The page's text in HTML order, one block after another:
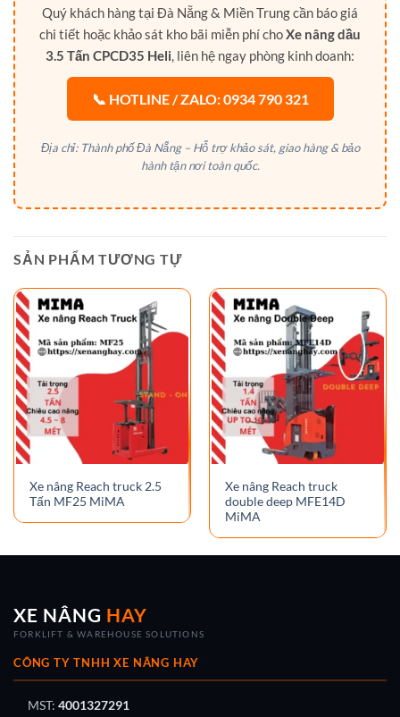
Quý khách hàng tại Đà Nẵng & Miền Trung cần báo giá
chi tiết hoặc khảo sát kho bãi miễn phí choXe nâng dầu
3.5 Tấn CPCD35 Heli , liên hệ ngay phòng kinh doanh:
📞 HOTLINE / ZALO: 0934 790 321
Địa chỉ: Thành phố Đà Nẵng – Hỗ trợ khảo sát, giao hàng & bảo
hành tận nơi toàn quốc.
SẢN PHẨM TƯƠNG TỰ
Xe nâng Reach truck 2.5
Tấn MF25 MiMA
Xe nâng Reach truck
double deep MFE14D
MiMA
XE NÂNG HAY
FORKLIFT & WAREHOUSE SOLUTIONS
CÔNG TY TNHH XE NÂNG HAY
MST: 4001327291